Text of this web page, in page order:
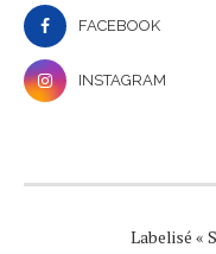
FACEBOOK
INSTAGRAM
Labelisé «